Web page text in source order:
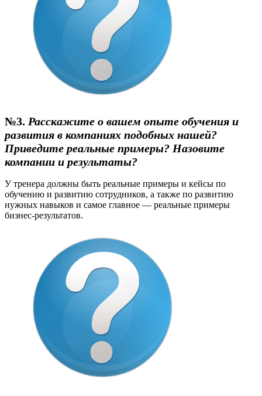
№3. Расскажите о вашем опыте обучения и
развития в компаниях подобных нашей?
Приведите реальные примеры? Назовите
компании и результаты?
У тренера должны быть реальные примеры и кейсы по
обучению и развитию сотрудников, а также по развитию
нужных навыков и самое главное — реальные примеры
бизнес-результатов.